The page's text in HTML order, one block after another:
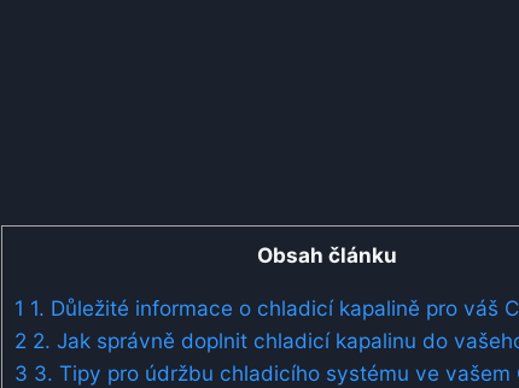
Obsah článku
1 1. Důležité informace o chladicí kapalině pro váš
2 2. Jak správně doplnit chladicí kapalinu do
3 3. Tipy pro údržbu chladicího systému ve vašem